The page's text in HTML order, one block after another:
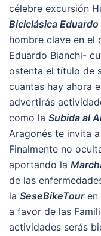
célebre excursión
Biciclásica
hombre clave en el
Eduardo Bianchi-
ostenta el título de
cuantas hay ahora
advertirás
como la Subida al
Aragonés te invita
Finalmente no
aportando la
de las
la SeseBikeTouren
a favor de las
actividades serás